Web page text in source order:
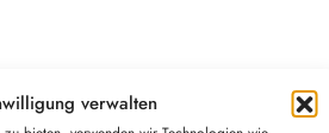
verwalten